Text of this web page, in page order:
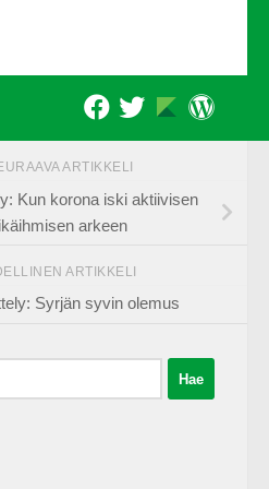
ARTIKKELI
Kun korona iski aktiivisen
ikäihmisen arkeen
ARTIKKELI
Syrjän syvin olemus